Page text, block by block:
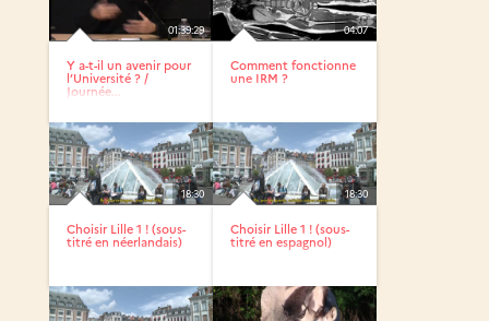
01:39:29
Y a-t-il un avenir pour
l’Université ? /
Journée...
04:07
Comment fonctionne
une IRM ?
18:30
Choisir Lille 1 ! (sous-
titré en néerlandais)
18:30
Choisir Lille 1 ! (sous-
titré en espagnol)